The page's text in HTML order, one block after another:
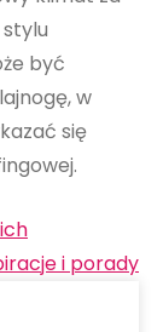
być
w
się
i porady